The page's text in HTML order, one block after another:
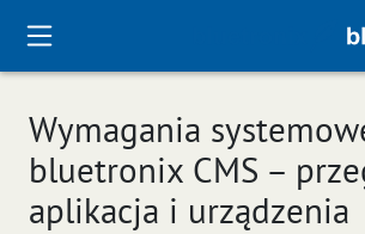
Wymagania
bluetronix CMS –
aplikacja i urządzenia